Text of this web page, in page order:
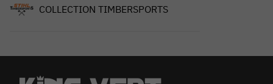
COLLECTION TIMBERSPORTS